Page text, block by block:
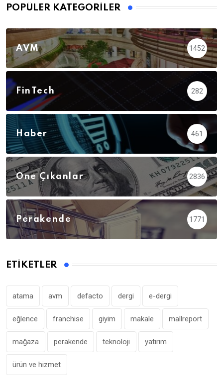
POPÜLER KATEGORILER
AVM 1452
FinTech 282
Haber 461
Öne Çıkanlar 2836
Perakende 1771
ETIKETLER
atama avm defacto dergi e-dergi
eğlence franchise giyim makale mallreport
mağaza perakende teknoloji yatırım
ürün ve hizmet